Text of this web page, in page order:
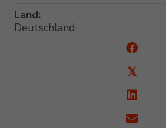
Land:
Deutschland
𝕏